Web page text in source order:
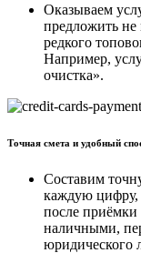
Оказываем
предложить
редкого
Например,
очистка».
Точная смета и удобный
Составим
каждую цифру,
после приёмки
наличными,